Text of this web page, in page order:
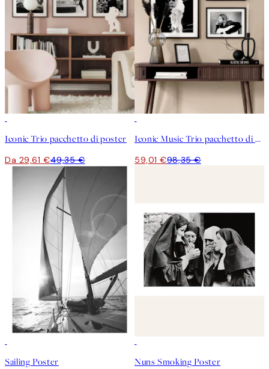
Iconic Trio pacchetto di poster
Da 29,61 €49,35 €
Iconic Music Trio pacchetto di poster
59,01 €98,35 €
Sailing Poster Nuns Smoking Poster